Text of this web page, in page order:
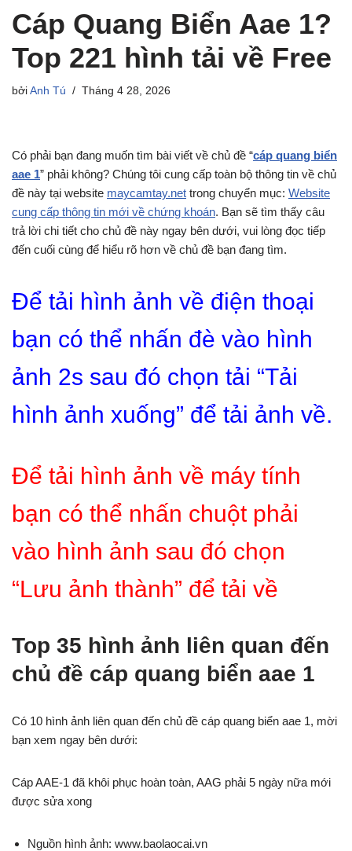
Cáp Quang Biển Aae 1?
Top 221 hình tải về Free
bởi Anh Tú Tháng 4 28, 2026
Có phải bạn đang muốn tìm bài viết về chủ đề “cáp quang biển
aae 1” phải không? Chúng tôi cung cấp toàn bộ thông tin về chủ
đề này tại website maycamtay.net trong chuyển mục: Website
cung cấp thông tin mới về chứng khoán. Bạn sẽ tìm thấy câu
trả lời chi tiết cho chủ đề này ngay bên dưới, vui lòng đọc tiếp
đến cuối cùng để hiểu rõ hơn về chủ đề bạn đang tìm.
Để tải hình ảnh về điện thoại
bạn có thể nhấn đè vào hình
ảnh 2s sau đó chọn tải “Tải
hình ảnh xuống” để tải ảnh về.
Để tải hình ảnh về máy tính
bạn có thể nhấn chuột phải
vào hình ảnh sau đó chọn
“Lưu ảnh thành” để tải về
Top 35 hình ảnh liên quan đến
chủ đề cáp quang biển aae 1
Có 10 hình ảnh liên quan đến chủ đề cáp quang biển aae 1, mời
bạn xem ngay bên dưới:
Cáp AAE-1 đã khôi phục hoàn toàn, AAG phải 5 ngày nữa mới
được sửa xong
Nguồn hình ảnh: www.baolaocai.vn